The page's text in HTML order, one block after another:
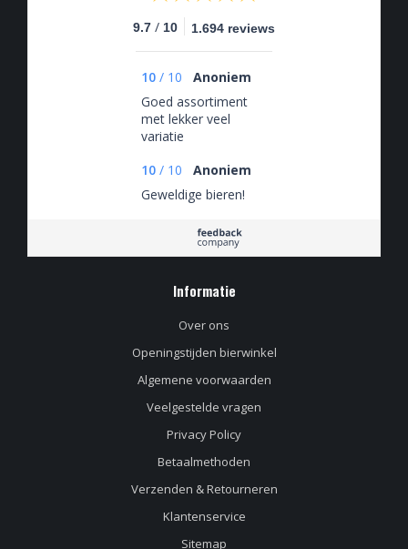
9.7 / 10 1.694 reviews
10 / 10
Anoniem
Goed assortiment
met lekker veel
variatie
10 / 10
Anoniem
Geweldige bieren!
Informatie
Over ons
Openingstijden bierwinkel
Algemene voorwaarden
Veelgestelde vragen
Privacy Policy
Betaalmethoden
Verzenden & Retourneren
Klantenservice
Sitemap